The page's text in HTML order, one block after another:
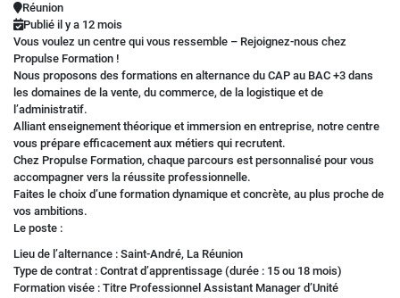
Réunion
Publié il y a 12 mois
Vous voulez un centre qui vous ressemble – Rejoignez-nous chez
Propulse Formation !
Nous proposons des formations en alternance du CAP au BAC +3 dans
les domaines de la vente, du commerce, de la logistique et de
l’administratif.
Alliant enseignement théorique et immersion en entreprise, notre centre
vous prépare efficacement aux métiers qui recrutent.
Chez Propulse Formation, chaque parcours est personnalisé pour vous
accompagner vers la réussite professionnelle.
Faites le choix d’une formation dynamique et concrète, au plus proche de
vos ambitions.
Le poste :
Lieu de l’alternance : Saint-André, La Réunion
Type de contrat : Contrat d’apprentissage (durée : 15 ou 18 mois)
Formation visée : Titre Professionnel Assistant Manager d’Unité